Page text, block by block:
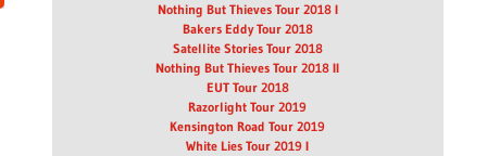
Nothing But Thieves Tour 2018 I
Bakers Eddy Tour 2018
Satellite Stories Tour 2018
Nothing But Thieves Tour 2018 II
EUT Tour 2018
Razorlight Tour 2019
Kensington Road Tour 2019
White Lies Tour 2019 I